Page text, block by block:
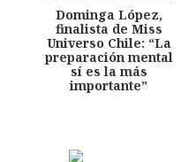
Dominga López,
finalista de Miss
Universo Chile: “La
preparación mental
sí es la más
importante”